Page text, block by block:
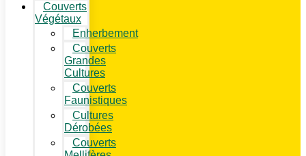
Couverts
Végétaux
Enherbement
Couverts
Grandes
Cultures
Couverts
Faunistiques
Cultures
Dérobées
Couverts